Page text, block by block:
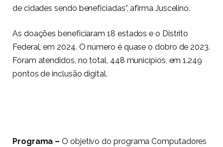
de cidades sendo beneficiadas”, afirma Juscelino.
As doações beneficiaram 18 estados e o Distrito
Federal, em 2024. O número é quase o dobro de 2023.
Foram atendidos, no total, 448 municípios, em 1.249
pontos de inclusão digital.
Programa –O objetivo do programa Computadores